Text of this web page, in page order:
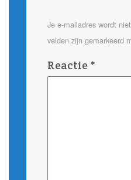
Je e-mailadres wordt
velden zijn gemarkeerd
Reactie *